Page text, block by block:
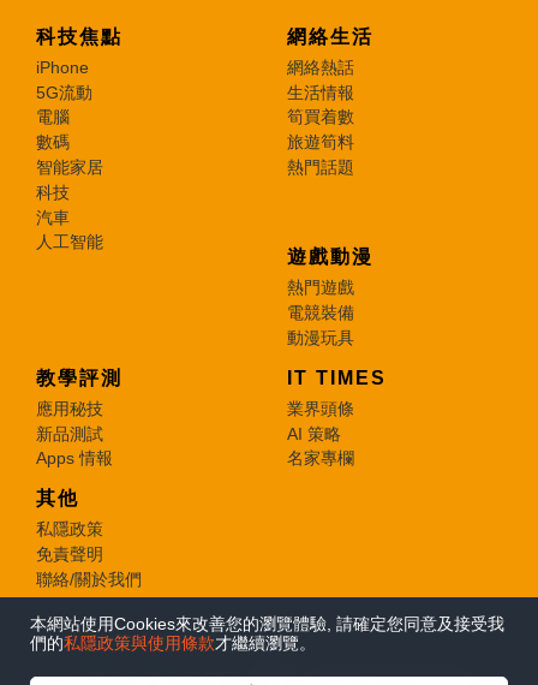
本網站使用Cookies來改善您的瀏覽體驗, 請確定您同意及接受我
們的私隱政策與使用條款才繼續瀏覽。
科技焦點
iPhone
5G流動
電腦
數碼
智能家居
科技
汽車
人工智能
網絡生活
網絡熱話
生活情報
筍買着數
旅遊筍料
熱門話題
遊戲動漫
熱門遊戲
電競裝備
動漫玩具
教學評測
應用秘技
新品測試
Apps 情報
IT TIMES
業界頭條
AI 策略
名家專欄
其他
私隱政策
免責聲明
聯絡/關於我們
© 2026 e-zone. All Rights Reserved.